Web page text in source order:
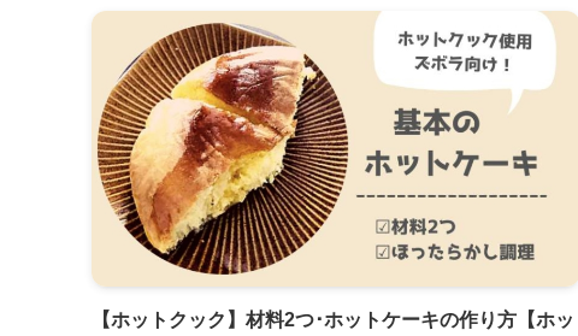
【ホットクック】材料2つ･ホットケーキの作り方【ホッ